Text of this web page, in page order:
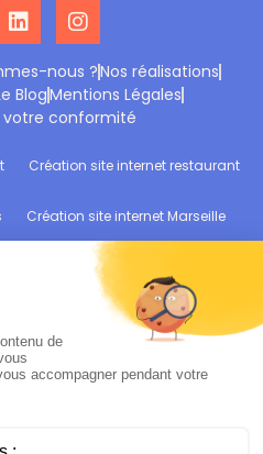
nous ?Nos réalisations
BlogMentions Légales
votre conformité
Création site internet restaurant
Création site internet Marseille
Création site internet Wittelsheim
RGPD : Testez votre site !